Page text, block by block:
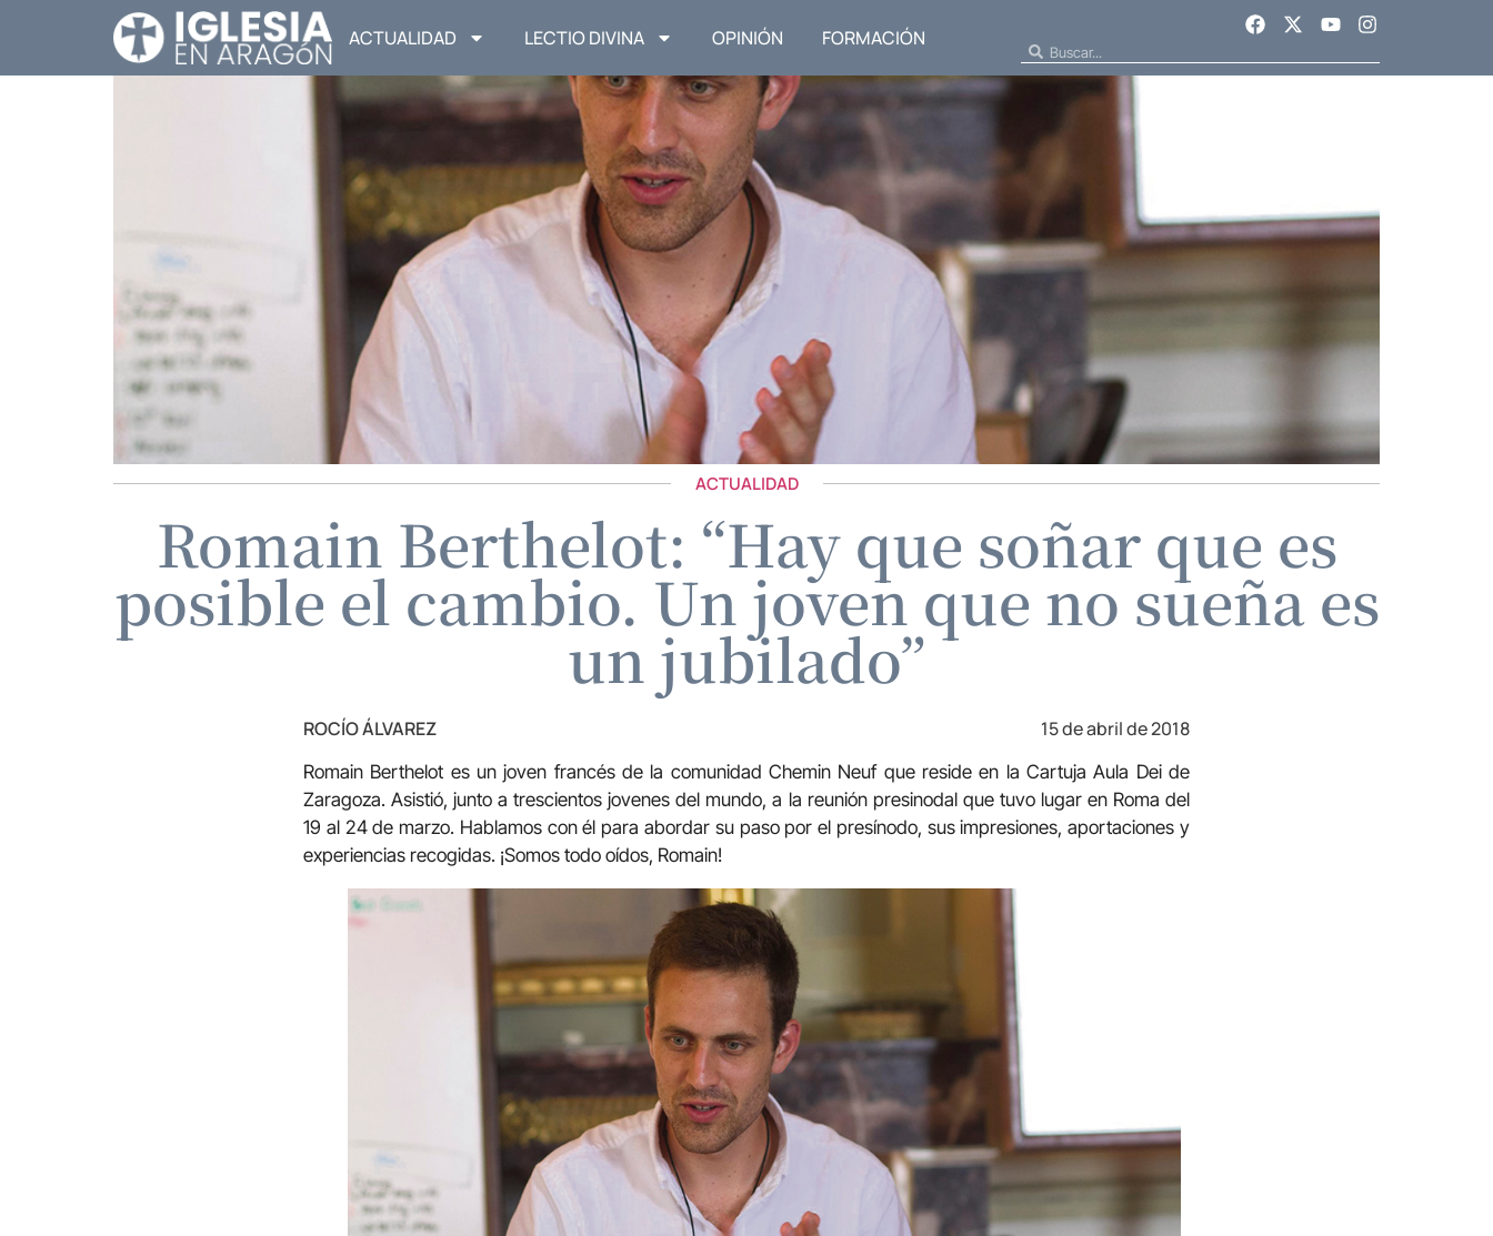
ACTUALIDAD LECTIO DIVINA OPINIÓN FORMACIÓN
ACTUALIDAD
Romain Berthelot: “Hay que soñar que es
posible el cambio. Un joven que no sueña es
un jubilado”
ROCÍO ÁLVAREZ 15 de abril de 2018
Romain Berthelot es un joven francés de la comunidad Chemin Neuf que reside en la Cartuja Aula Dei de
Zaragoza. Asistió, junto a trescientos jovenes del mundo, a la reunión presinodal que tuvo lugar en Roma del
19 al 24 de marzo. Hablamos con él para abordar su paso por el presínodo, sus impresiones, aportaciones y
experiencias recogidas. ¡Somos todo oídos, Romain!